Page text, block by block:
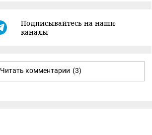
Подписывайтесь на наши
каналы
Читать комментарии (3)